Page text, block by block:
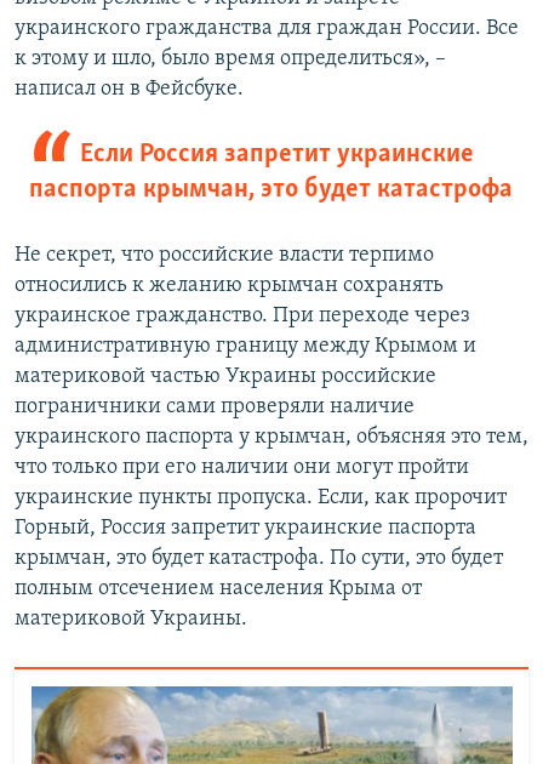
украинского гражданства для граждан России. Все
к этому и шло, было время определиться», –
написал он в Фейсбуке.
Если Россия запретит украинские
паспорта крымчан, это будет катастрофа
Не секрет, что российские власти терпимо
относились к желанию крымчан сохранять
украинское гражданство. При переходе через
административную границу между Крымом и
материковой частью Украины российские
пограничники сами проверяли наличие
украинского паспорта у крымчан, объясняя это тем,
что только при его наличии они могут пройти
украинские пункты пропуска. Если, как пророчит
Горный, Россия запретит украинские паспорта
крымчан, это будет катастрофа. По сути, это будет
полным отсечением населения Крыма от
материковой Украины.